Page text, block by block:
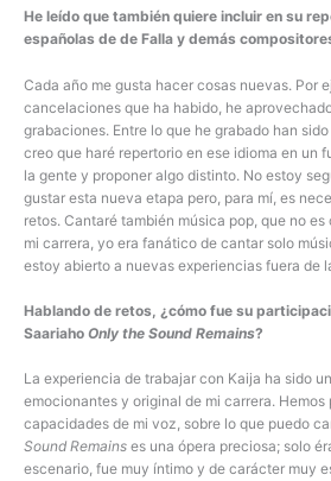
He leído que también quiere incluir en su
españolas de de Falla y demás
Cada año me gusta hacer cosas nuevas. Por
cancelaciones que ha habido, he
grabaciones. Entre lo que he grabado han
creo que haré repertorio en ese idioma en un
la gente y proponer algo distinto. No estoy
gustar esta nueva etapa pero, para mí, es
retos. Cantaré también música pop, que no
mi carrera, yo era fanático de cantar solo
estoy abierto a nuevas experiencias fuera de
Hablando de retos, ¿cómo fue su
Saariaho Only the Sound Remains?
La experiencia de trabajar con Kaija ha sido
emocionantes y original de mi carrera.
capacidades de mi voz, sobre lo que puedo
Sound Remains es una ópera preciosa; solo
escenario, fue muy íntimo y de carácter muy